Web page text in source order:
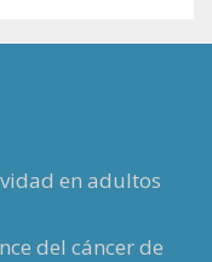
en adultos
del cáncer de